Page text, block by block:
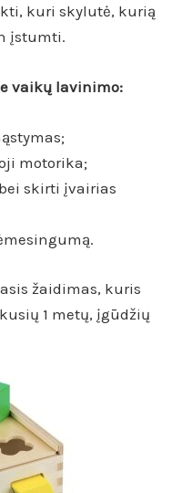
kuri skylutė, kurią
įstumti.
vaikų lavinimo:
motorika;
skirti įvairias
žaidimas, kuris
1 metų, įgūdžių